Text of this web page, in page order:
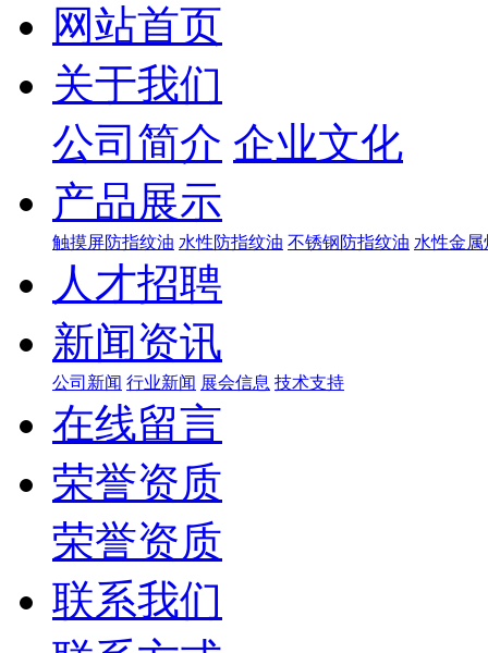
网站首页
关于我们
公司简介 企业文化
产品展示
触摸屏防指纹油 水性防指纹油 不锈钢防指纹油 水性金属
人才招聘
新闻资讯
公司新闻 行业新闻 展会信息 技术支持
在线留言
荣誉资质
荣誉资质
联系我们